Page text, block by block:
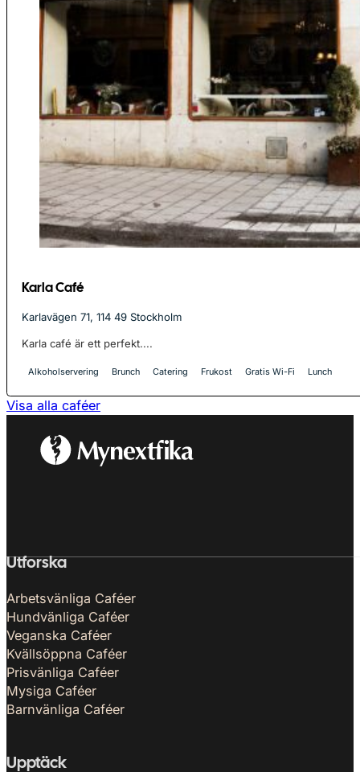
Karla Café
Karlavägen 71, 114 49 Stockholm
Karla café är ett perfekt....
Alkoholservering Brunch Catering Frukost Gratis Wi-Fi Lunch
Visa alla caféer
Utforska
Arbetsvänliga Caféer
Hundvänliga Caféer
Veganska Caféer
Kvällsöppna Caféer
Prisvänliga Caféer
Mysiga Caféer
Barnvänliga Caféer
Upptäck